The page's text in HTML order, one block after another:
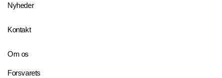
Nyheder
Kontakt
Om os
Forsvarets